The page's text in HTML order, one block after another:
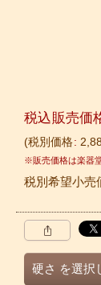
税別価格:
税込
税別希望小売
硬さ を選択